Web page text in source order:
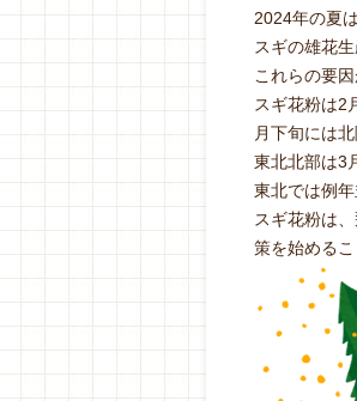
2024年の夏
スギの雄花
これらの要
スギ花粉は2
月下旬には
東北北部は3
東北では例年
スギ花粉は
策を始めるこ